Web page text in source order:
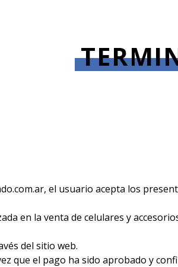
el usuario acepta los
en la venta de celulares y
del sitio web.
que el pago ha sido aprobado y